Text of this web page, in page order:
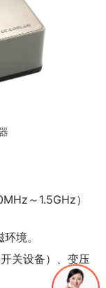
～1.5GHz）
境。
关设备）、变压